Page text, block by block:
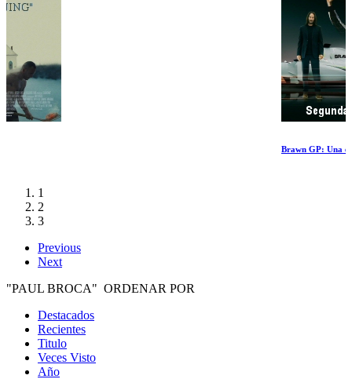
1
2
3
Previous
Next
"PAUL BROCA" ORDENAR POR
Destacados
Recientes
Titulo
Veces Visto
Año